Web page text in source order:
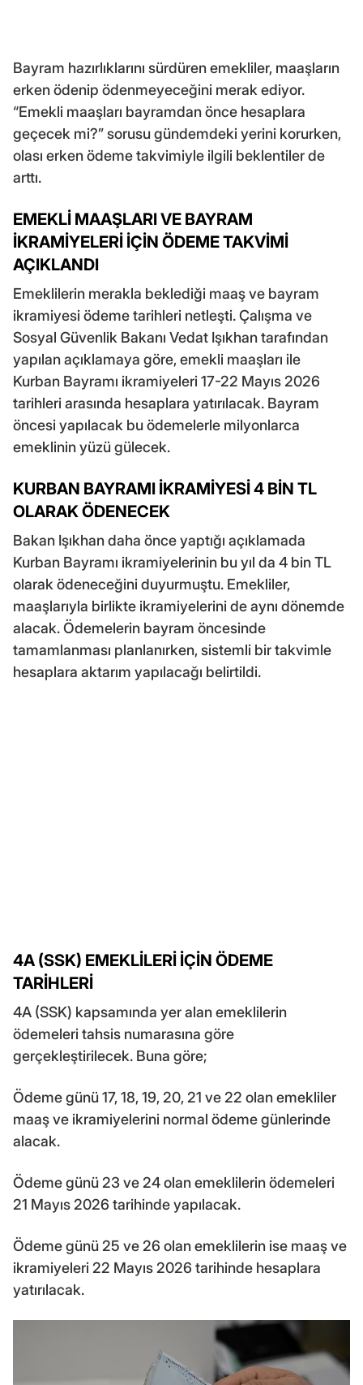
Bayram hazırlıklarını sürdüren emekliler, maaşların
erken ödenip ödenmeyeceğini merak ediyor.
“Emekli maaşları bayramdan önce hesaplara
geçecek mi?” sorusu gündemdeki yerini korurken,
olası erken ödeme takvimiyle ilgili beklentiler de
arttı.
EMEKLİ MAAŞLARI VE BAYRAM
İKRAMİYELERİ İÇİN ÖDEME TAKVİMİ
AÇIKLANDI
Emeklilerin merakla beklediği maaş ve bayram
ikramiyesi ödeme tarihleri netleşti. Çalışma ve
Sosyal Güvenlik Bakanı Vedat Işıkhan tarafından
yapılan açıklamaya göre, emekli maaşları ile
Kurban Bayramı ikramiyeleri 17-22 Mayıs 2026
tarihleri arasında hesaplara yatırılacak. Bayram
öncesi yapılacak bu ödemelerle milyonlarca
emeklinin yüzü gülecek.
KURBAN BAYRAMI İKRAMİYESİ 4 BİN TL
OLARAK ÖDENECEK
Bakan Işıkhan daha önce yaptığı açıklamada
Kurban Bayramı ikramiyelerinin bu yıl da 4 bin TL
olarak ödeneceğini duyurmuştu. Emekliler,
maaşlarıyla birlikte ikramiyelerini de aynı dönemde
alacak. Ödemelerin bayram öncesinde
tamamlanması planlanırken, sistemli bir takvimle
hesaplara aktarım yapılacağı belirtildi.
4A (SSK) EMEKLİLERİ İÇİN ÖDEME
TARİHLERİ
4A (SSK) kapsamında yer alan emeklilerin
ödemeleri tahsis numarasına göre
gerçekleştirilecek. Buna göre;
Ödeme günü 17, 18, 19, 20, 21 ve 22 olan emekliler
maaş ve ikramiyelerini normal ödeme günlerinde
alacak.
Ödeme günü 23 ve 24 olan emeklilerin ödemeleri
21 Mayıs 2026 tarihinde yapılacak.
Ödeme günü 25 ve 26 olan emeklilerin ise maaş ve
ikramiyeleri 22 Mayıs 2026 tarihinde hesaplara
yatırılacak.